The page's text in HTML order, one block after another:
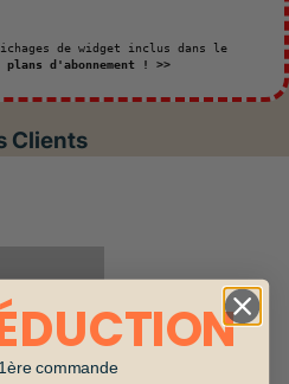
de widget inclus dans le
plans d'abonnement ! >>
Clients
commande